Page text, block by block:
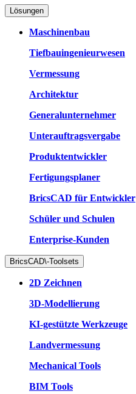
Lösungen
Maschinenbau
Tiefbauingenieurwesen
Vermessung
Architektur
Generalunternehmer
Unterauftragsvergabe
Produktentwickler
Fertigungsplaner
BricsCAD für Entwickler
Schüler und Schulen
Enterprise-Kunden
BricsCAD\-Toolsets
2D Zeichnen
3D-Modellierung
KI-gestützte Werkzeuge
Landvermessung
Mechanical Tools
BIM Tools